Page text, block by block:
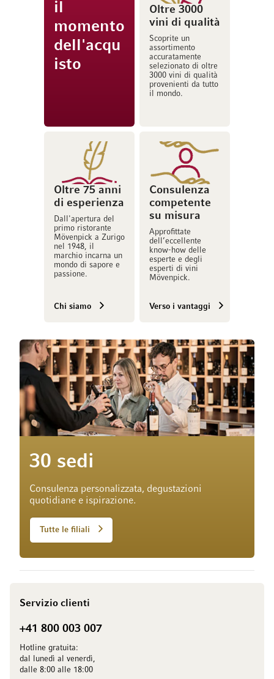
il
momento
dell'acqu
isto
Oltre 3000
vini di qualità
Scoprite un
assortimento
accuratamente
selezionato di oltre
3000 vini di qualità
provenienti da tutto
il mondo.
Oltre 75 anni
di esperienza
Dall'apertura del
primo ristorante
Mövenpick a Zurigo
nel 1948, il
marchio incarna un
mondo di sapore e
passione.
Chi siamo
Consulenza
competente
su misura
Approfittate
dell’eccellente
know-how delle
esperte e degli
esperti di vini
Mövenpick.
Verso i vantaggi
30 sedi
Consulenza personalizzata, degustazioni
quotidiane e ispirazione.
Tutte le filiali
Servizio clienti
+41 800 003 007
Hotline gratuita:
dal lunedì al venerdì,
dalle 8:00 alle 18:00